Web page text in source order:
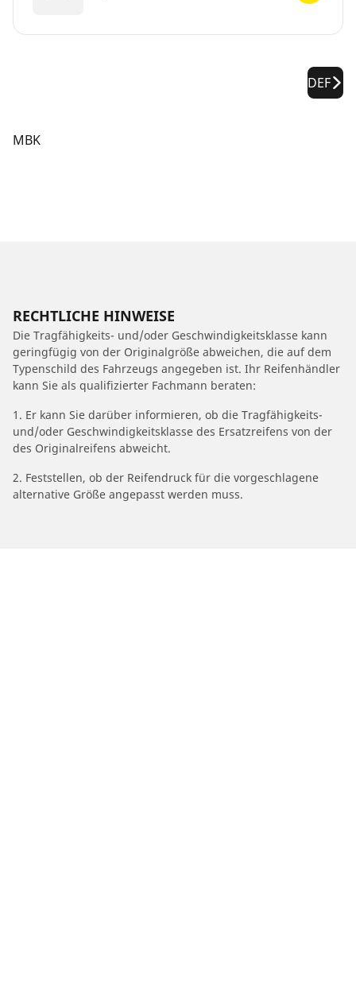
DEF
MBK
RECHTLICHE HINWEISE
Die Tragfähigkeits- und/oder Geschwindigkeitsklasse kann
geringfügig von der Originalgröße abweichen, die auf dem
Typenschild des Fahrzeugs angegeben ist. Ihr Reifenhändler
kann Sie als qualifizierter Fachmann beraten:
1. Er kann Sie darüber informieren, ob die Tragfähigkeits-
und/oder Geschwindigkeitsklasse des Ersatzreifens von der
des Originalreifens abweicht.
2. Feststellen, ob der Reifendruck für die vorgeschlagene
alternative Größe angepasst werden muss.